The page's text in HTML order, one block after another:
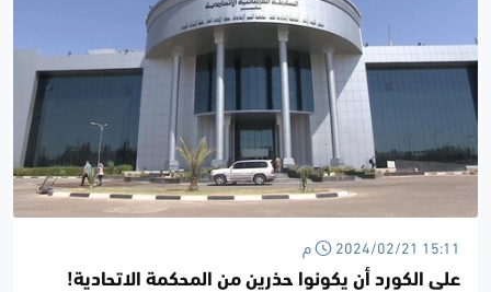
2024/02/21 15:11 م
على الكورد أن يكونوا حذرين من المحكمة الاتحادية!